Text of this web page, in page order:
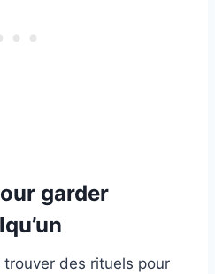
garder
des rituels pour